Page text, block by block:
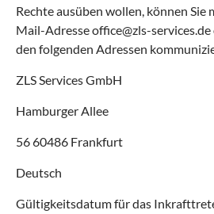
Rechte ausüben wollen, können Sie
Mail-Adresse office@zls-
den folgenden Adressen
ZLS Services GmbH
Hamburger Allee
56 60486 Frankfurt
Deutsch
Gültigkeitsdatum für das